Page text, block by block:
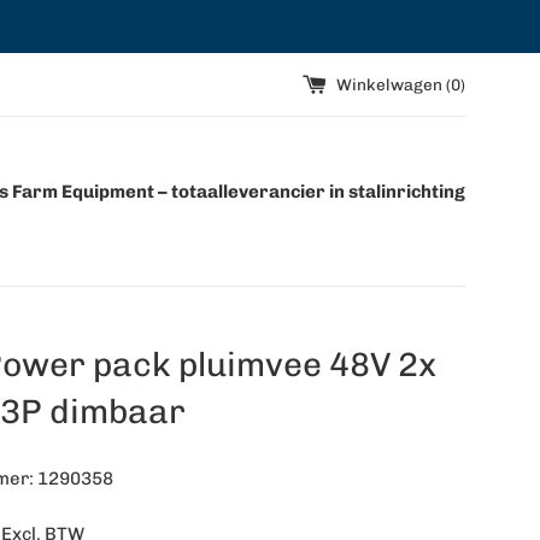
Winkelwagen (0)
Farm Equipment – totaalleverancier in stalinrichting
pack pluimvee 48V 2x
dimbaar
1290358
Excl. BTW